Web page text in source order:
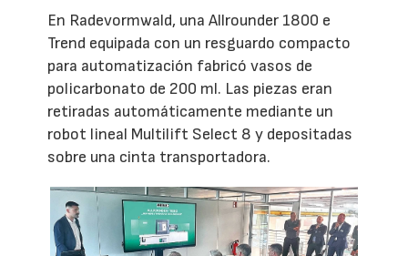
En Radevormwald, una Allrounder 1800 e
Trend equipada con un resguardo compacto
para automatización fabricó vasos de
policarbonato de 200 ml. Las piezas eran
retiradas automáticamente mediante un
robot lineal Multilift Select 8 y depositadas
sobre una cinta transportadora.